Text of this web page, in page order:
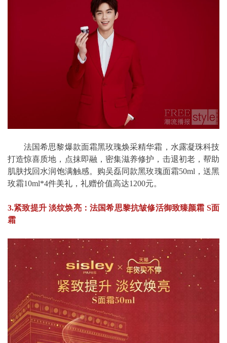
法国希思黎爆款面霜黑玫瑰焕采精华霜，水露凝珠科技
打造惊喜质地，点抹即融，密集滋养修护，击退初老，帮助
肌肤找回水润饱满触感。购吴磊同款黑玫瑰面霜50ml，送黑
玫霜10ml*4件美礼，礼赠价值高达1200元。
3.紧致提升 淡纹焕亮：法国希思黎抗皱修活御致臻颜霜 S面
霜